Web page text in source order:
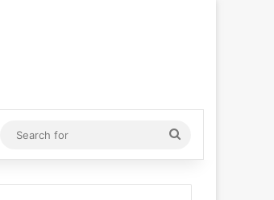
Switch skin
for